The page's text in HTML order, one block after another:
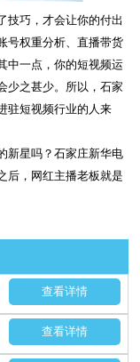
技巧，才会让你的付出
号权重分析、直播带货
中一点，你的短视频运
少之甚少。所以，石家
驻短视频行业的人来
新星吗？石家庄新华电
后，网红主播老板就是
查看详情
查看详情